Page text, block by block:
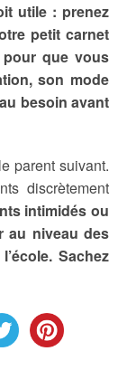
utile : prenez
petit carnet
pour que vous
son mode
besoin avant
parent suivant.
discrètement
intimidés ou
au niveau des
Sachez